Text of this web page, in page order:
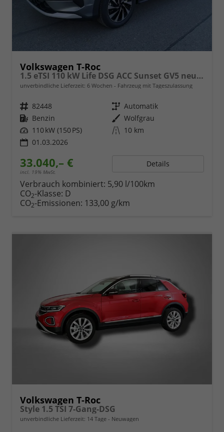
Volkswagen T-Roc
1.5 eTSI 110 kW Life DSG ACC Sunset GV5 neues Modell
unverbindliche Lieferzeit: 6 Wochen Fahrzeug mit Tageszulassung
Fahrzeugnr. 82448 Getriebe Automatik
Kraftstoff Benzin Außenfarbe Wolfgrau
Leistung 110 kW (150 PS) Kilometerstand 10 km
01.03.2026
33.040,– €
incl. 19% MwSt.
Details
Verbrauch kombiniert: 5,90 l/100km
CO2-Klasse: D
CO2-Emissionen: 133,00 g/km
Volkswagen T-Roc
Style 1.5 TSI 7-Gang-DSG
unverbindliche Lieferzeit: 14 Tage Neuwagen